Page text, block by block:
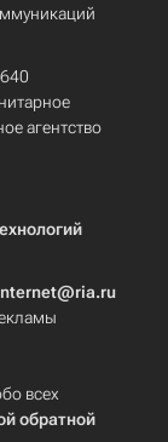
агентство
всех
обратной